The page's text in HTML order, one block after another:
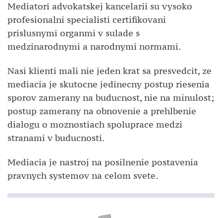
Mediatori advokatskej kancelarii su vysoko
profesionalni specialisti certifikovani
prislusnymi organmi v sulade s
medzinarodnymi a narodnymi normami.
Nasi klienti mali nie jeden krat sa presvedcit, ze
mediacia je skutocne jedinecny postup riesenia
sporov zamerany na buducnost, nie na minulost;
postup zamerany na obnovenie a prehlbenie
dialogu o moznostiach spoluprace medzi
stranami v buducnosti.
Mediacia je nastroj na posilnenie postavenia
pravnych systemov na celom svete.